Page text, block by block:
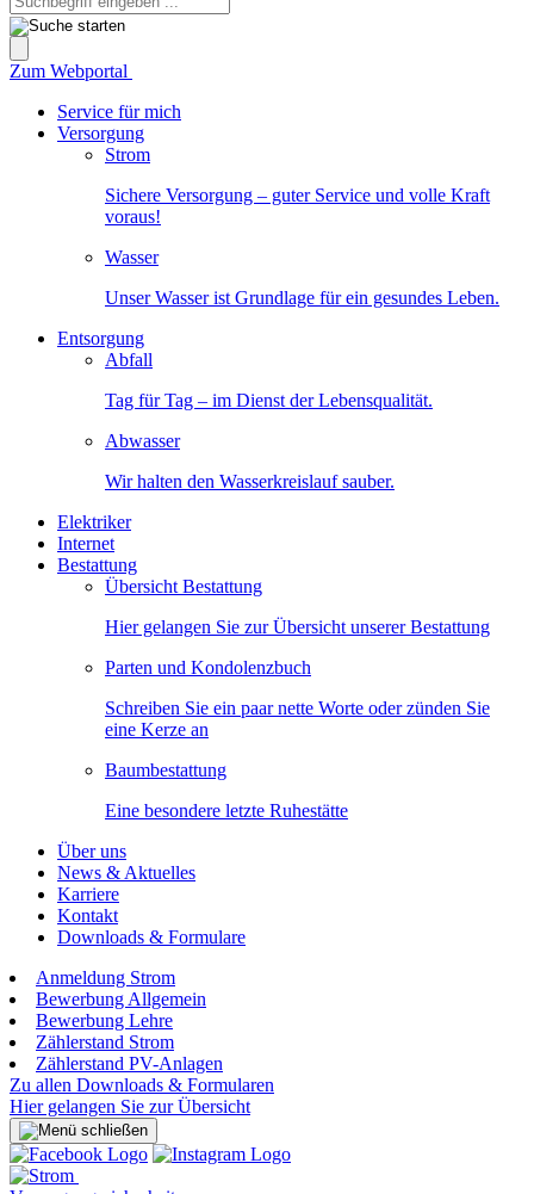
Zum Webportal
Service für mich
Versorgung
Strom
Sichere Versorgung – guter Service und volle Kraft
voraus!
Wasser
Unser Wasser ist Grundlage für ein gesundes Leben.
Entsorgung
Abfall
Tag für Tag – im Dienst der Lebensqualität.
Abwasser
Wir halten den Wasserkreislauf sauber.
Elektriker
Internet
Bestattung
Übersicht Bestattung
Hier gelangen Sie zur Übersicht unserer Bestattung
Parten und Kondolenzbuch
Schreiben Sie ein paar nette Worte oder zünden Sie
eine Kerze an
Baumbestattung
Eine besondere letzte Ruhestätte
Über uns
News & Aktuelles
Karriere
Kontakt
Downloads & Formulare
Anmeldung Strom
Bewerbung Allgemein
Bewerbung Lehre
Zählerstand Strom
Zählerstand PV-Anlagen
Zu allen Downloads & Formularen
Hier gelangen Sie zur Übersicht